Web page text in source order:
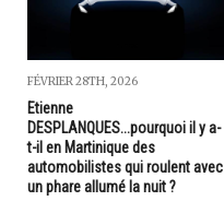
FÉVRIER 28TH, 2026
Etienne
DESPLANQUES...pourquoi il y a-
t-il en Martinique des
automobilistes qui roulent avec
un phare allumé la nuit ?